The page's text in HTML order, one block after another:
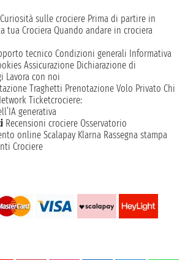
Curiosità sulle crociere Prima di partire in
tua Crociera Quando andare in crociera
tecnico Condizioni generali Informativa
Assicurazione Dichiarazione di
Lavora con noi
Traghetti Prenotazione Volo Privato Chi
Ticketcrociere:
generativa
Recensioni crociere Osservatorio
online Scalapay Klarna Rassegna stampa
Crociere